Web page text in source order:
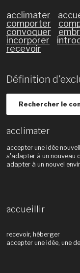
acclimater
comporter
convoquer
incorporer
recevoir
Définition
Rechercher le
acclimater
accepter une idée
s'adapter à un nouveau
adapter à un nouvel
accueillir
recevoir, héberger
accepter une idée, une